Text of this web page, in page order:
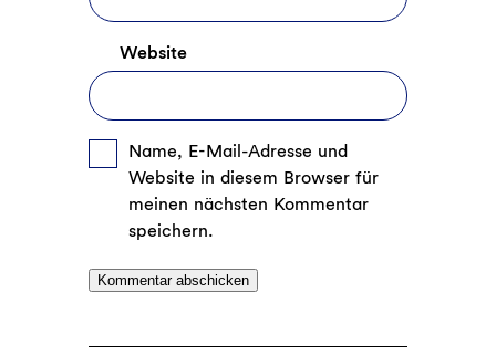
Website
Name, E-Mail-Adresse und
Website in diesem Browser für
meinen nächsten Kommentar
speichern.